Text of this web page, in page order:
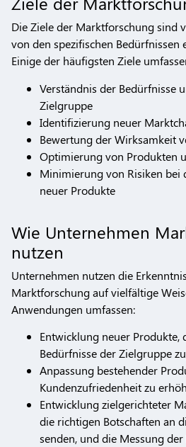
Die Ziele der Marktforschung sind
von den spezifischen Bedürfnissen
Einige der häufigsten Ziele
Verständnis der Bedürfnisse
Zielgruppe
Identifizierung neuer
Bewertung der Wirksamkeit
Optimierung von Produkten
Minimierung von Risiken
neuer Produkte
Wie Unternehmen
nutzen
Unternehmen nutzen die
Marktforschung auf vielfältige
Anwendungen umfassen:
Entwicklung neuer Produkte,
Bedürfnisse der Zielgruppe
Anpassung bestehender
Kundenzufriedenheit zu
Entwicklung zielgerichteter
die richtigen Botschaften an
senden, und die Messung